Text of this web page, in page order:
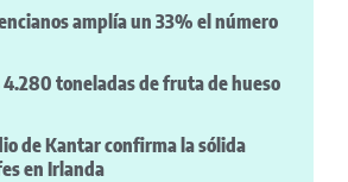
amplía un 33% el número
4.280 toneladas de fruta de hueso
de Kantar confirma la sólida
en Irlanda